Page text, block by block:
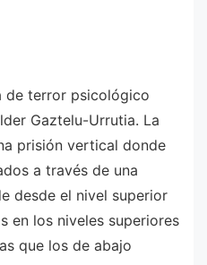
de terror psicológico
Gaztelu-Urrutia. La
prisión vertical donde
a través de una
desde el nivel superior
en los niveles superiores
que los de abajo